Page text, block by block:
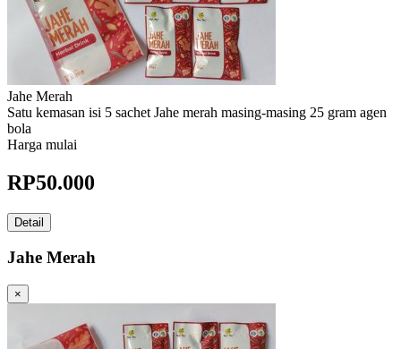
Jahe Merah
Satu kemasan isi 5 sachet Jahe merah masing-masing 25 gram agen
bola
Harga mulai
RP50.000
Detail
Jahe Merah
×